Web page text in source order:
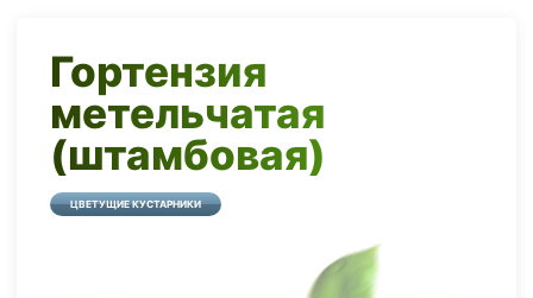
Гортензия
метельчатая
(штамбовая)
ЦВЕТУЩИЕ КУСТАРНИКИ